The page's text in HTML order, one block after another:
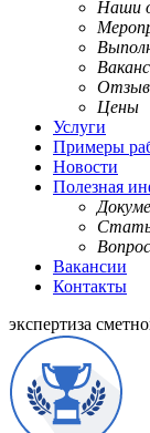
Наши
Цены
Услуги
Примеры
Новости
Полезная
Вакансии
Контакты
экспертиза